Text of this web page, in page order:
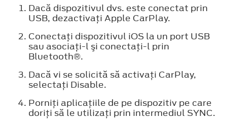
Dacă dispozitivul dvs. este conectat prin
USB, dezactivaţi Apple CarPlay.
Conectaţi dispozitivul iOS la un port USB
sau asociaţi-l şi conectaţi-l prin
Bluetooth®.
Dacă vi se solicită să activaţi CarPlay,
selectaţi Disable.
Porniţi aplicaţiile de pe dispozitiv pe care
doriţi să le utilizaţi prin intermediul SYNC.